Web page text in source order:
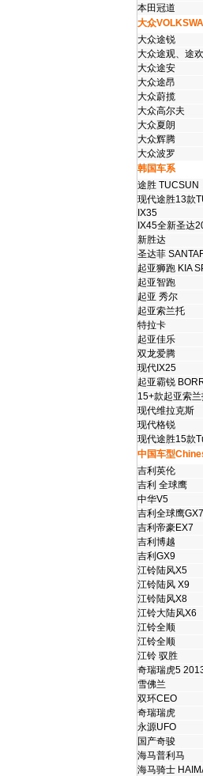
本田冠道
大众
大众途锐
大众途观、途欢
大众途安
大众途昂
大众蔚揽
大众高尔夫
大众夏朗
大众辉腾
大众波罗
韩国车系
途胜 TUCSUN
现代途胜13款
IX35
IX45全新圣达
新胜达
圣达菲
起亚狮跑 KIA
起亚智跑
起亚 秀尔
起亚索兰托
特拉卡
起亚佳乐
双龙爱腾
现代IX25
起亚霸锐
15+款起亚索
现代维拉克斯
现代格锐
现代途胜15款
中国车型
吉利英伦
吉利 全球鹰
中华V5
吉利全球鹰GX7
吉利帝豪EX7
吉利博越
吉利GX9
江铃陆风X5
江铃陆风 X9
江铃陆风X8
江铃大陆风X6
江铃全顺
江铃全顺
江铃 驭胜
奇瑞瑞虎5
雪佛兰
双环CEO
奇瑞瑞虎
永源UFO
国产奇骏
海马普利马
海马骑士